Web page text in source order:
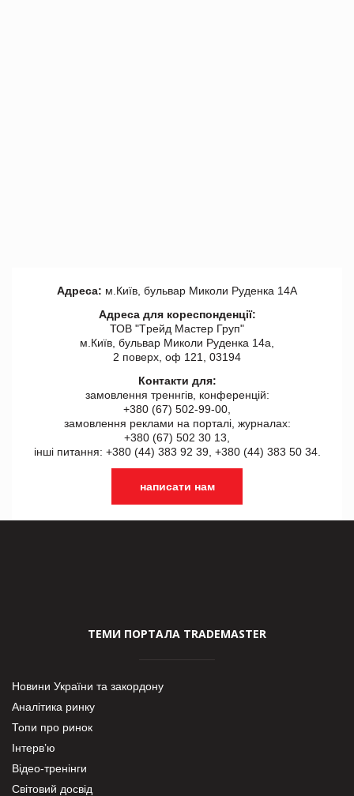
Адреса: м.Київ, бульвар Миколи Руденка 14А
Адреса для кореспонденції:
ТОВ "Tрейд Мастер Груп"
м.Київ, бульвар Миколи Руденка 14а,
2 поверх, оф 121, 03194
Контакти для:
замовлення треннгів, конференцій:
+380 (67) 502-99-00,
замовлення реклами на порталі, журналах:
+380 (67) 502 30 13,
інші питання: +380 (44) 383 92 39, +380 (44) 383 50 34.
написати нам
ТЕМИ ПОРТАЛА TRADEMASTER
Новини України та закордону
Аналітика ринку
Топи про ринок
Інтерв’ю
Відео-тренінги
Світовий досвід